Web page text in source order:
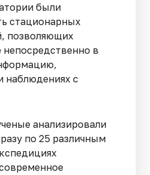
были
стационарных
позволяющих
непосредственно в
наблюдениях с
анализировали
по 25 различным